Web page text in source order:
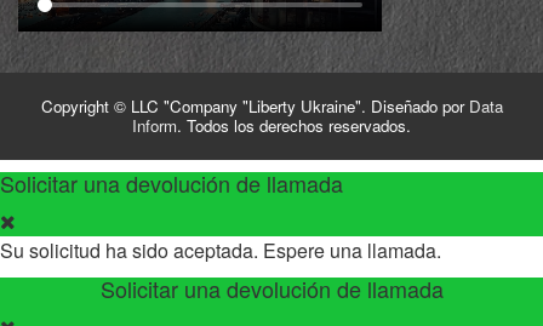
Copyright © LLC "Company "Liberty Ukraine". Diseñado por Data
Inform. Todos los derechos reservados.
Solicitar una devolución de llamada
Su solicitud ha sido aceptada. Espere una llamada.
Solicitar una devolución de llamada